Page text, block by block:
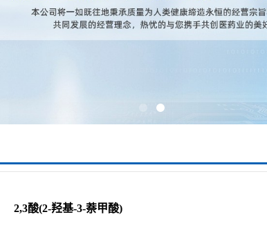
2,3酸(2-羟基-3-萘甲酸)